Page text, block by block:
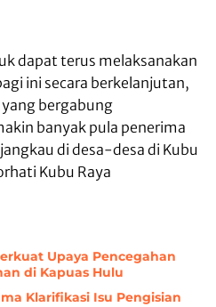
dapat terus melaksanakan
ini secara berkelanjutan,
bergabung
banyak pula penerima
di desa-desa di Kubu
Kubu Raya
Upaya Pencegahan
di Kapuas Hulu
Klarifikasi Isu Pengisian